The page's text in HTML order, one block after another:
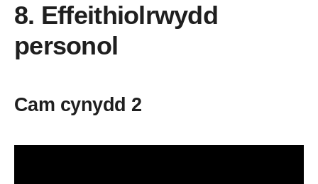
8. Effeithiolrwydd
personol
Cam cynydd 2